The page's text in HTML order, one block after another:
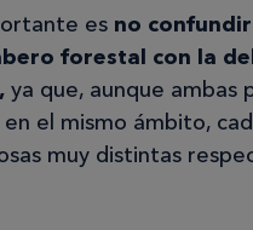
es no
forestal con la
, ya que, aunque ambas
el mismo ámbito,
muy distintas